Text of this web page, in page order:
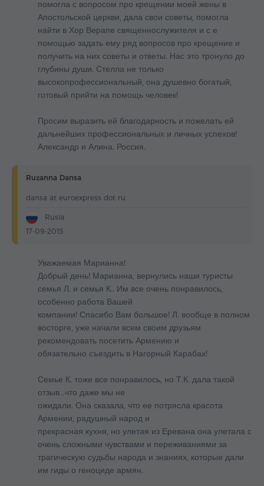
помогла с вопросом про крещении моей жены в
Апостольской церкви, дала свои советы, помогла
найти в Хор Верапе священнослужителя и с е
помощью задать ему ряд вопросов про крещение и
получить на них советы и ответы. Нас это тронуло до
глубины души. Стелла не только
высокопрофессиональный, она душевно богатый,
готовый прийти на помощь человек!
Просим выразить ей благодарность и пожелать ей
дальнейших профессиональных и личных успехов!
Александр и Алина. Россия.
Ruzanna Dansa
dansa at euroexpress dot ru
Rusia
17-09-2015
Уважаемая Марианна!
Добрый день! Марианна, вернулись наши туристы
семья Л. и семья К.. Им все очень понравилось,
особенно работа Вашей
компании! Спасибо Вам большое! Л. вообще в полном
восторге, уже начали всем своим друзьям
рекомендовать посетить Армению и
обязательно съездить в Нагорный Карабах!
Семье К. тоже все понравилось, но Т.К. дала такой
отзыв...что даже мы не
ожидали. Она сказала, что ее потрясла красота
Армении, радушный народ и
прекрасная кухня, но улетая из Еревана она улетала с
очень сложными чувствами и переживаниями за
трагическую судьбы народа и знаниях, которые дали
им гиды о геноциде армян.